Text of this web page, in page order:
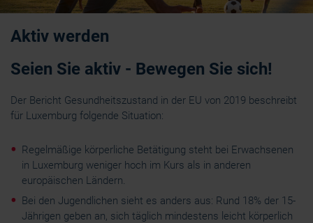
Aktiv werden
Seien Sie aktiv - Bewegen Sie sich!
Der Bericht Gesundheitszustand in der EU von 2019 beschreibt
für Luxemburg folgende Situation:
Regelmäßige körperliche Betätigung steht bei Erwachsenen
in Luxemburg weniger hoch im Kurs als in anderen
europäischen Ländern.
Bei den Jugendlichen sieht es anders aus: Rund 18% der 15-
Jährigen geben an, sich täglich mindestens leicht körperlich